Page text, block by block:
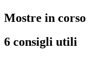
Mostre in corso
6 consigli utili